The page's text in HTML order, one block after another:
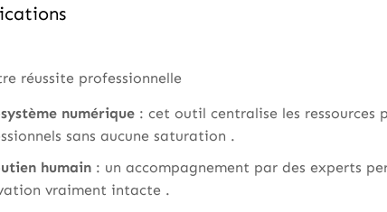
réussite professionnelle
numérique : cet outil centralise les
sans aucune saturation .
humain : un accompagnement par des experts
vraiment intacte .